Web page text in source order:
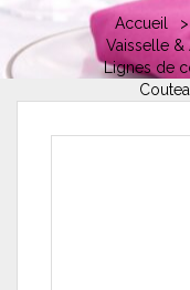
Accueil
Vaisselle &
Lignes de